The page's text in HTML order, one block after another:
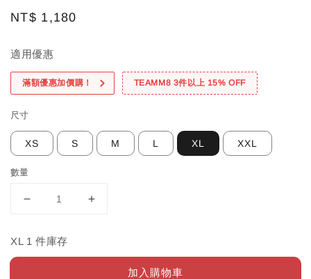
Regular
NT$ 1,180
適用優惠
滿額優惠加價購！ TEAMM8 3件以上 15% OFF
尺寸
XS S M L XL XXL
數量
XL 1 件庫存
加入購物車